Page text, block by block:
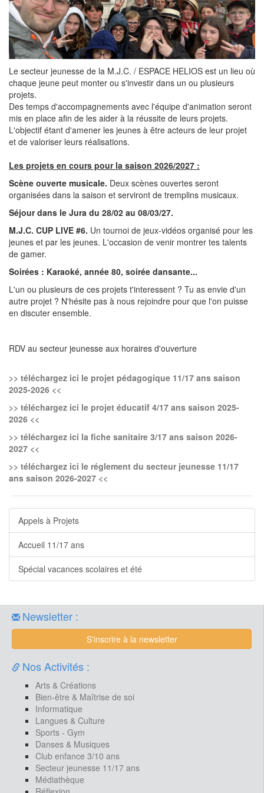
Le secteur jeunesse de la M.J.C. / ESPACE HELIOS est un lieu où
chaque jeune peut monter ou s'investir dans un ou plusieurs
projets.
Des temps d'accompagnements avec l'équipe d'animation seront
mis en place afin de les aider à la réussite de leurs projets.
L'objectif étant d'amener les jeunes à être acteurs de leur projet
et de valoriser leurs réalisations.
Les projets en cours pour la saison 2026/2027 :
Scène ouverte musicale. Deux scènes ouvertes seront
organisées dans la saison et serviront de tremplins musicaux.
Séjour dans le Jura du 28/02 au 08/03/27.
M.J.C. CUP LIVE #6. Un tournoi de jeux-vidéos organisé pour les
jeunes et par les jeunes. L'occasion de venir montrer tes talents
de gamer.
Soirées : Karaoké, année 80, soirée dansante...
L'un ou plusieurs de ces projets t'interessent ? Tu as envie d'un
autre projet ? N'hésite pas à nous rejoindre pour que l'on puisse
en discuter ensemble.
RDV au secteur jeunesse aux horaires d'ouverture
>> téléchargez ici le projet pédagogique 11/17 ans saison
2025-2026 <<
>> téléchargez ici le projet éducatif 4/17 ans saison 2025-
2026 <<
>> téléchargez ici la fiche sanitaire 3/17 ans saison 2026-
2027 <<
>> téléchargez ici le réglement du secteur jeunesse 11/17
ans saison 2026-2027 <<
Appels à Projets
Accueil 11/17 ans
Spécial vacances scolaires et été
Newsletter :
S'inscrire à la newsletter
Nos Activités :
Arts & Créations
Bien-être & Maîtrise de soi
Informatique
Langues & Culture
Sports - Gym
Danses & Musiques
Club enfance 3/10 ans
Secteur jeunesse 11/17 ans
Médiathèque